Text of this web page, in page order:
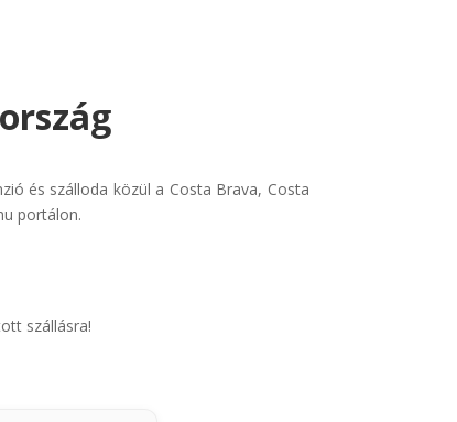
és szálloda közül a Costa Brava, Costa
portálon.
szállásra!